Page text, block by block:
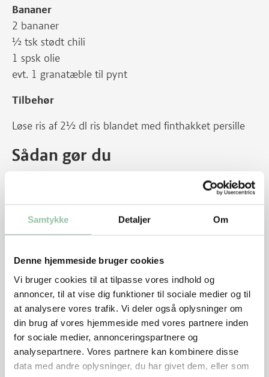
Samtykke Detaljer Om
Denne hjemmeside bruger cookies
Vi bruger cookies til at tilpasse vores indhold og
annoncer, til at vise dig funktioner til sociale medier og til
at analysere vores trafik. Vi deler også oplysninger om
din brug af vores hjemmeside med vores partnere inden
for sociale medier, annonceringspartnere og
analysepartnere. Vores partnere kan kombinere disse
data med andre oplysninger, du har givet dem, eller som
Bananer
2 bananer
½ tsk stødt chili
1 spsk olie
evt. 1 granatæble til pynt
Tilbehør
Løse ris af 2½ dl ris blandet med finthakket persille
Sådan gør du
Hak løg og hvidløg. Fjern kerner og mellemvægge på
chili. Skær den i små stykker. Skær bacon i strimler.
Dup mignonen tør med køkkenrulle. Krydr med salt
og peber. Varm olien i en gryde ved god varme. Brun
Løg, hvidløg, chili, bacon og evt. blegselleri i små
stykker steges i gryden ved kraftig varme i 1 minut.
Tilsæt tomater med lidt af saften fra dåsen samt
chokoladen i mindre stykker og rør rundt til
chokoladen er smeltet.
Kom mignonen i gryden sammen med saucen. Steg